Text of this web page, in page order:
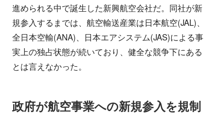
進められる中で誕生した新興航空会社だ。同社が新
規参入するまでは、航空輸送産業は日本航空(JAL)、
全日本空輸(ANA)、日本エアシステム(JAS)による事
実上の独占状態が続いており、健全な競争下にある
とは言えなかった。
政府が航空事業への新規参入を規制